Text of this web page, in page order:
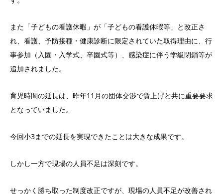
また「子どもの看護休暇」が「子どもの看護休暇等」と改正さ
れ、看護、予防接種・健康診断に限定されていた取得理由に、行
事参加（入園・入学式、卒園式等）、感染症に伴う学級閉鎖等が
追加されました。
育児時間の延長は、昨年11月の団体交渉で賃上げと共に重要要求
となっていました。
今回小3までの延長を実現できたことは大きな成果です。
しかし一方で現場の人員不足は深刻です。
せっかく勝ち取った制度改正ですが、現場の人員不足が改善され